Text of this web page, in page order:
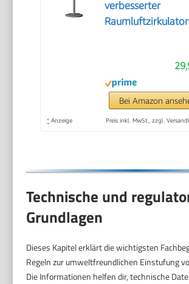
verbesserter
Raumluftzirkulator
oszillierendem
Standfuß
Fernbedienung 3
Bei Amazon
* Anzeige Preis inkl. MwSt., zzgl.
Technische und
Grundlagen
Dieses Kapitel erklärt die wichtigsten
Regeln zur umweltfreundlichen Einstufung
Die Informationen helfen dir, technische